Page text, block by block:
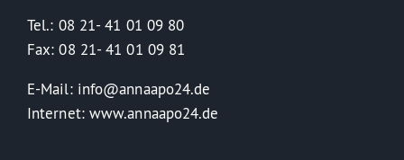
Tel.: 08 21- 41 01 09 80
Fax: 08 21- 41 01 09 81
E-Mail: info@annaapo24.de
Internet: www.annaapo24.de